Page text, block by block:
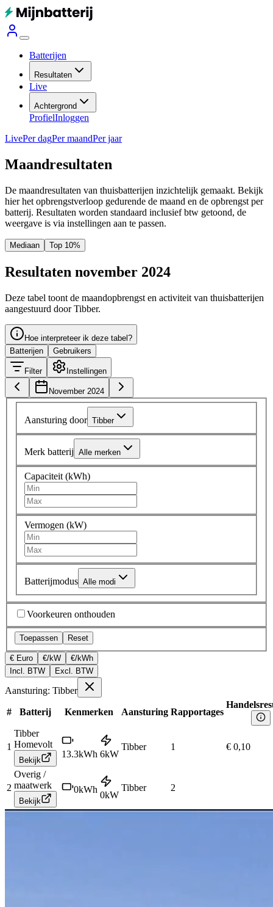
Batterijen
Resultaten
Live
Achtergrond
ProfielInloggen
LivePer dagPer maandPer jaar
Maandresultaten
De maandresultaten van thuisbatterijen inzichtelijk gemaakt. Bekijk
hier het opbrengstverloop gedurende de maand en de opbrengst per
batterij. Resultaten worden standaard inclusief btw getoond, de
weergave is via instellingen aan te passen.
Mediaan Top 10%
Resultaten november 2024
Deze tabel toont de maandopbrengst en activiteit van thuisbatterijen
aangestuurd door Tibber.
Hoe interpreteer ik deze tabel?
Batterijen
Gebruikers
Filter Instellingen
November 2024
Aansturing door Tibber
Merk batterij Alle merken
Capaciteit (kWh)
Vermogen (kW)
Batterijmodus Alle modi
Voorkeuren onthouden
Toepassen Reset
€ Euro €/kW
€/kWh
Incl. BTW
Excl. BTW
Aansturing: Tibber
# Batterij Kenmerken Aansturing Rapportages
1
Tibber
Homevolt
Bekijk
13.3kWh 6kW
Tibber 1 € 0,10
2
Overig /
maatwerk
Bekijk
0kWh
0kW
Tibber 2